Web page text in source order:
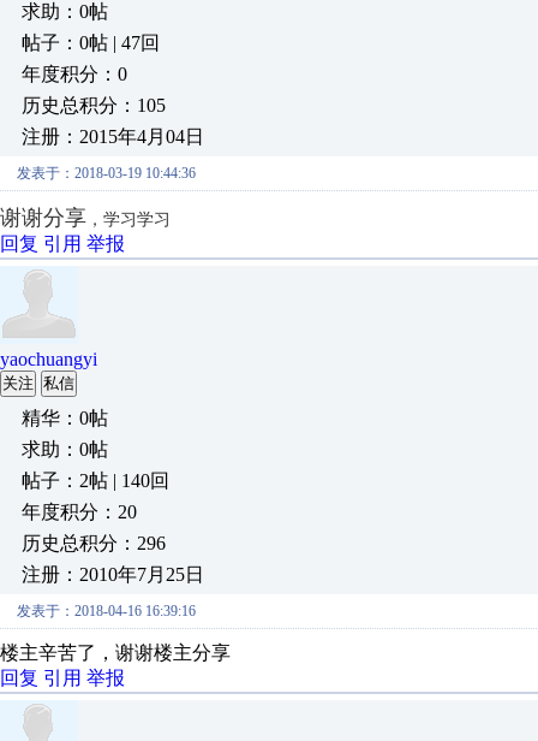
求助：0帖
帖子：0帖 | 47回
年度积分：0
历史总积分：105
注册：2015年4月04日
发表于：2018-03-19 10:44:36
谢谢分享 ，学习学习
回复 引用 举报
yaochuangyi
关注 私信
精华：0帖
求助：0帖
帖子：2帖 | 140回
年度积分：20
历史总积分：296
注册：2010年7月25日
发表于：2018-04-16 16:39:16
楼主辛苦了，谢谢楼主分享
回复 引用 举报